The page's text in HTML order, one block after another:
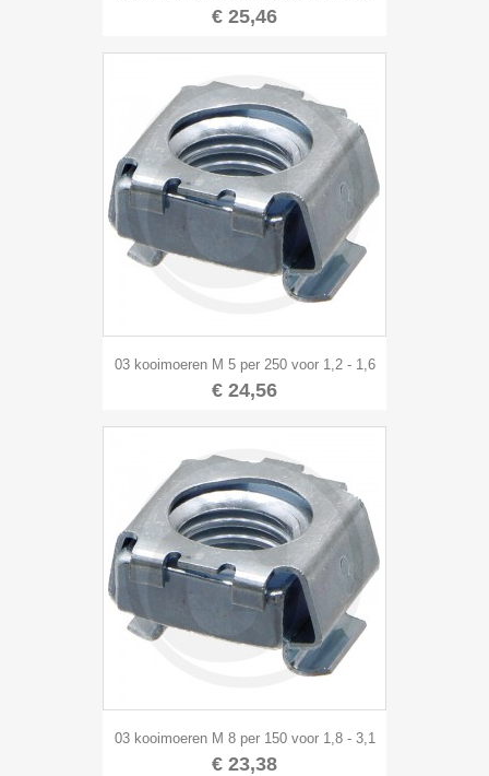
€ 25,46
03 kooimoeren M 5 per 250 voor 1,2 - 1,6
€ 24,56
03 kooimoeren M 8 per 150 voor 1,8 - 3,1
€ 23,38